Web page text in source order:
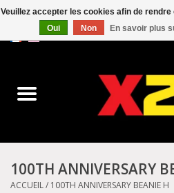
Converse
Kickers
100TH ANNIVERSARY
ACCUEIL/ 100TH ANNIVERSARY BEANIE H
Veuillez accepter les cookies afin de
Oui
Non En savoir plus